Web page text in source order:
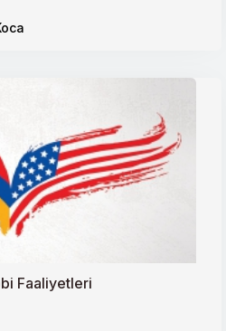
ve Arayışlar
Özel Ekonomik
Faaliyetleri